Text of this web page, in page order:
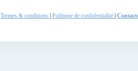
Termes & conditions Politique de confidentialité